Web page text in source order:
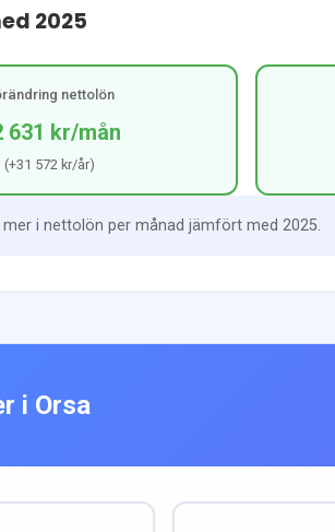
2025
nettolön
631 kr/mån
(+31 572 kr/år)
mer i nettolön per månad jämfört med 2025.
i Orsa